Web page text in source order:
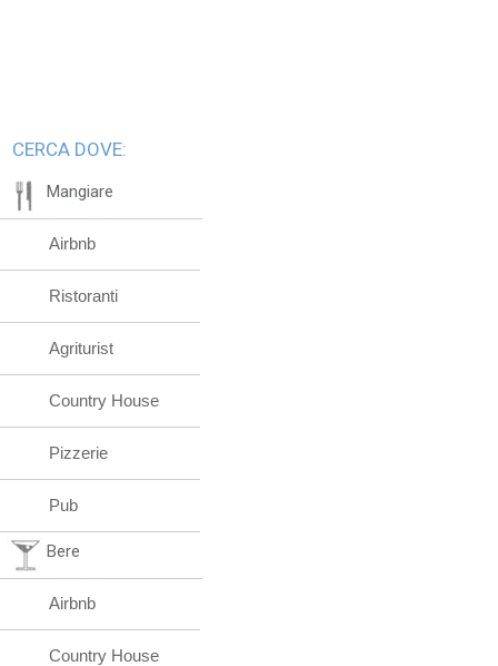
CERCA DOVE:
Mangiare
Airbnb
Ristoranti
Agriturist
Country House
Pizzerie
Pub
Bere
Airbnb
Country House